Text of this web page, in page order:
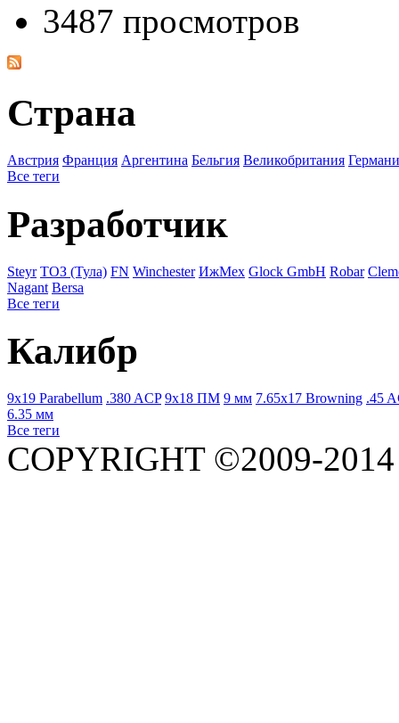
3487 просмотров
Страна
Австрия Франция Аргентина Бельгия Великобритания
Все теги
Разработчик
Steyr ТОЗ (Тула) FN Winchester ИжМех Glock GmbH Robar
Nagant Bersa
Все теги
Калибр
9x19 Parabellum .380 ACP 9x18 ПМ 9 мм 7.65x17 Browning .45
6.35 мм
Все теги
COPYRIGHT ©2009-